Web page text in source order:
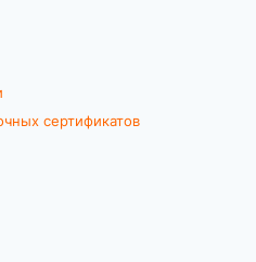
сертификатов